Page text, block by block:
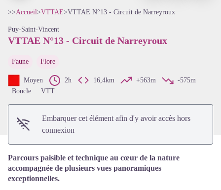
>>Accueil>VTTAE>VTTAE N°13 - Circuit de Narreyroux
Puy-Saint-Vincent
VTTAE N°13 - Circuit de Narreyroux
Faune Flore
Moyen 2h 16,4km +563m
-575m
Boucle
VTT
Embarquer cet élément afin d'y avoir accès hors
connexion
Parcours paisible et technique au cœur de la nature
accompagnée de plusieurs vues panoramiques
exceptionnelles.